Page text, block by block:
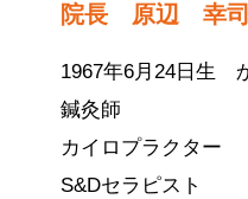
院長 原辺 幸司
1967年6月24日生
鍼灸師
カイロプラクター
S&Dセラピスト